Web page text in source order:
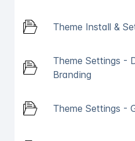
Theme Install &
Theme Settings -
Branding
Theme Settings -